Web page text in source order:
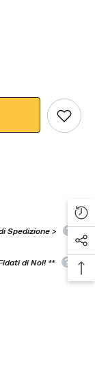
Spedizione >
di Noi! **